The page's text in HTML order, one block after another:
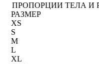
ПРОПОРЦИИ ТЕЛА И
РАЗМЕР
XS
S
M
L
XL